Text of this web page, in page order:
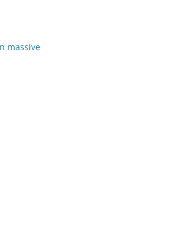
massive